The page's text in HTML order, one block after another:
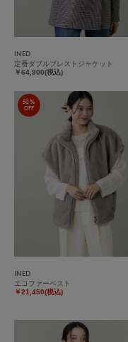
INED
定番ダブルブレストジャケット
￥64,900(税込)
50%
OFF
INED
エコファーベスト
￥21,450(税込)